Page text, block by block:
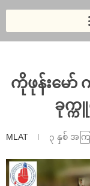
ကိုဖုန်းမော်
ခုက္
MLAT ၃ နှစ် အက